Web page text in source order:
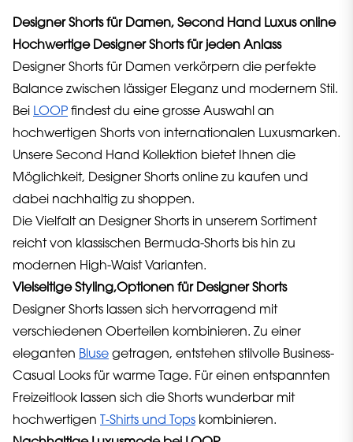
Designer Shorts für Damen, Second Hand Luxus online
Hochwertige Designer Shorts für jeden Anlass
Designer Shorts für Damen verkörpern die perfekte
Balance zwischen lässiger Eleganz und modernem Stil.
Bei LOOP findest du eine grosse Auswahl an
hochwertigen Shorts von internationalen Luxusmarken.
Unsere Second Hand Kollektion bietet Ihnen die
Möglichkeit, Designer Shorts online zu kaufen und
dabei nachhaltig zu shoppen.
Die Vielfalt an Designer Shorts in unserem Sortiment
reicht von klassischen Bermuda-Shorts bis hin zu
modernen High-Waist Varianten.
Vielseitige Styling,Optionen für Designer Shorts
Designer Shorts lassen sich hervorragend mit
verschiedenen Oberteilen kombinieren. Zu einer
eleganten Bluse getragen, entstehen stilvolle Business-
Casual Looks für warme Tage. Für einen entspannten
Freizeitlook lassen sich die Shorts wunderbar mit
hochwertigen
T-Shirts und Tops kombinieren.